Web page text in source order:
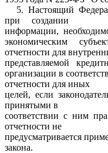
5. Настоящий
при создании
информации,
экономическим
отчетности для
представляемой
организации в
отчетности для иных
целей, если
принятыми в
соответствии с ним
отчетности не
предусматривается
закона.